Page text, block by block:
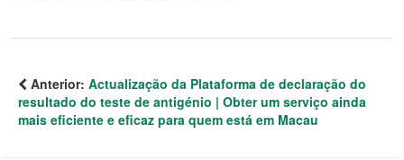
Anterior: Actualização da Plataforma de declaração do
resultado do teste de antigénio | Obter um serviço ainda
mais eficiente e eficaz para quem está em Macau